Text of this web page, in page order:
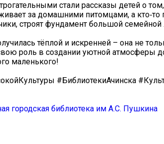
стали рассказы детей о
за домашними питомцами, а
строят фундамент большой
тёплой и искренней – она не
роль в создании уютной атмосферы
маленького!
#БиблиотекиАчинска
городская библиотека им А.С. Пушкина